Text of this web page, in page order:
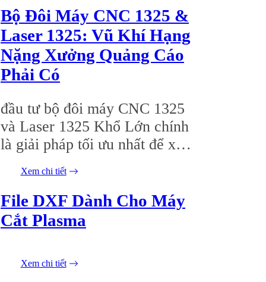
Bộ Đôi Máy CNC 1325 &
Laser 1325: Vũ Khí Hạng
Nặng Xưởng Quảng Cáo
Phải Có
đầu tư bộ đôi máy CNC 1325
và Laser 1325 Khổ Lớn chính
là giải pháp tối ưu nhất để xử
lý mọi đơn hàng từ dễ đến
khó một cách nhanh chóng và
hoàn hảo.
Xem chi tiết
23/05/2026
File DXF Dành Cho Máy
Cắt Plasma
Xem chi tiết
21/05/2026